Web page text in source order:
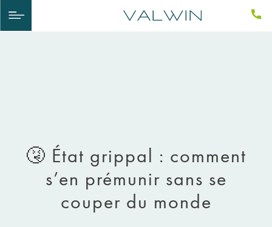
🤧​ État grippal : comment
s’en prémunir sans se
couper du monde